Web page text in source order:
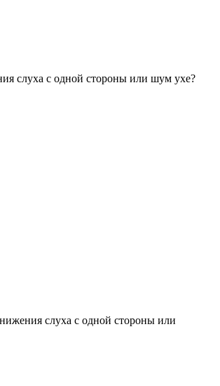
слуха с одной стороны или шум ухе?
слуха с одной стороны или